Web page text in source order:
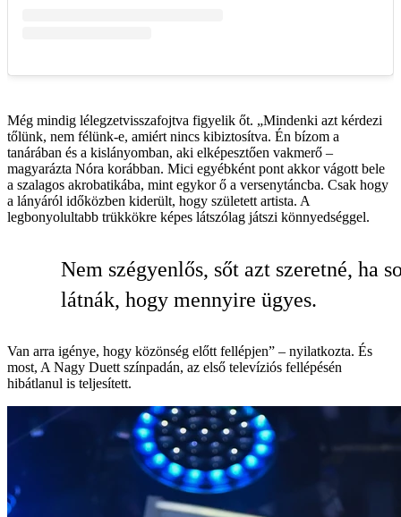
Még mindig lélegzetvisszafojtva figyelik őt. „Mindenki azt kérdezi
tőlünk, nem félünk-e, amiért nincs kibiztosítva. Én bízom a
tanárában és a kislányomban, aki elképesztően vakmerő –
magyarázta Nóra korábban. Mici egyébként pont akkor vágott bele
a szalagos akrobatikába, mint egykor ő a versenytáncba. Csak hogy
a lányáról időközben kiderült, hogy született artista. A
legbonyolultabb trükkökre képes látszólag játszi könnyedséggel.
Nem szégyenlős, sőt azt szeretné, ha
látnák, hogy mennyire ügyes.
Van arra igénye, hogy közönség előtt fellépjen” – nyilatkozta. És
most, A Nagy Duett színpadán, az első televíziós fellépésén
hibátlanul is teljesített.